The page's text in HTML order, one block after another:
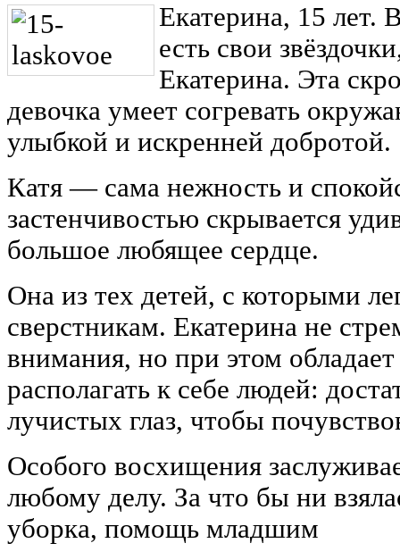
Екатерина, 15 лет.
есть свои
Екатерина. Эта
девочка умеет согревать
улыбкой и искренней добротой.
Катя — сама нежность и
застенчивостью скрывается
большое любящее сердце.
Она из тех детей, с которыми
сверстникам. Екатерина не
внимания, но при этом
располагать к себе людей:
лучистых глаз, чтобы
Особого восхищения
любому делу. За что бы ни
уборка, помощь младшим